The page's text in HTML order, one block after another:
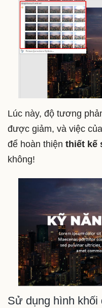
Lúc này, độ tương
được giảm, và việc
để hoàn thiện thiết kế
không!
Sử dụng hình khối